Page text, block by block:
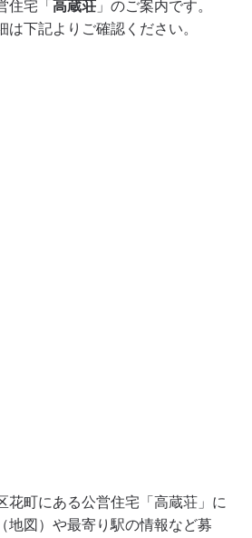
住宅「 高蔵荘 」のご案内です。
は下記よりご確認ください。
花町にある公営住宅「高蔵荘」に
地図）や最寄り駅の情報など募